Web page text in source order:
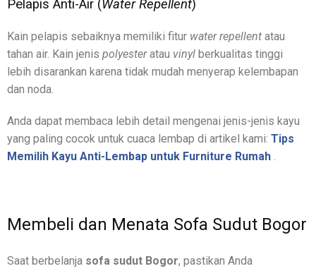
Pelapis Anti-Air (Water Repellent)
Kain pelapis sebaiknya memiliki fitur water repellent atau
tahan air. Kain jenis polyesteratau vinyl berkualitas tinggi
lebih disarankan karena tidak mudah menyerap kelembapan
dan noda.
Anda dapat membaca lebih detail mengenai jenis-jenis kayu
yang paling cocok untuk cuaca lembap di artikel kami: Tips
Memilih Kayu Anti-Lembap untuk Furniture Rumah .
Membeli dan Menata Sofa Sudut Bogor
Saat berbelanja sofa sudut Bogor, pastikan Anda